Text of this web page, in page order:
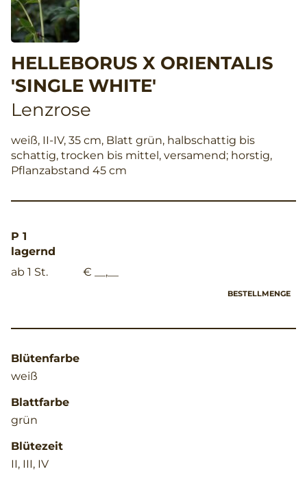
HELLEBORUS X ORIENTALIS
'SINGLE WHITE'
Lenzrose
weiß, II-IV, 35 cm, Blatt grün, halbschattig bis
schattig, trocken bis mittel, versamend; horstig,
Pflanzabstand 45 cm
P 1
lagernd
ab 1 St.
€ __,__
BESTELLMENGE
Blütenfarbe
weiß
Blattfarbe
grün
Blütezeit
II, III, IV